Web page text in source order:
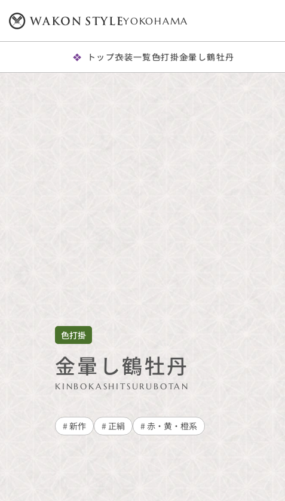
YOKOHAMA
トップ衣装一覧色打掛金暈し鶴牡丹
色打掛
金暈し鶴牡丹
KINBOKASHITSURUBOTAN
# 新作 # 正絹 # 赤・黄・橙系